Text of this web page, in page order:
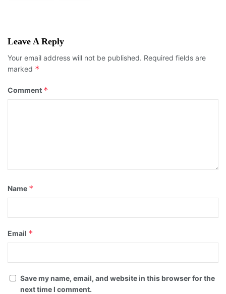
Leave A Reply
Your email address will not be published. Required fields are
marked *
Comment *
Name *
Email *
Save my name, email, and website in this browser for the
next time I comment.